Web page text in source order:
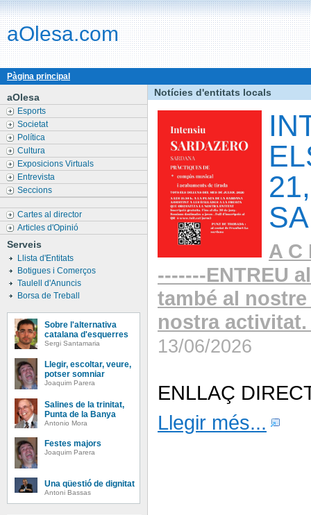
aOlesa.com
Pàgina principal
aOlesa
Esports
Societat
Política
Cultura
Exposicions Virtuals
Entrevista
Seccions
Cartes al director
Articles d'Opinió
Serveis
Llista d'Entitats
Botigues i Comerços
Taulell d'Anuncis
Borsa de Treball
Sobre l'alternativa
catalana d'esquerres
Sergi Santamaria
Llegir, escoltar, veure,
potser somniar
Joaquim Parera
Salines de la trinitat,
Punta de la Banya
Antonio Mora
Festes majors
Joaquim Parera
Una qüestió de dignitat
Antoni Bassas
Notícies d'entitats locals
A C
-------ENTREU
també al
nostra activitat.
13/06/2026
ENLLAÇ
Llegir més...